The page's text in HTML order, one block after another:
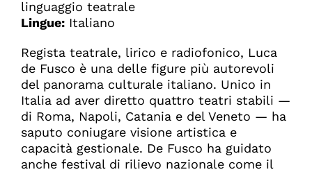
linguaggio teatrale
Lingue:Italiano
Regista teatrale, lirico e radiofonico, Luca
de Fusco è una delle figure più autorevoli
del panorama culturale italiano. Unico in
Italia ad aver diretto quattro teatri stabili —
di Roma, Napoli, Catania e del Veneto — ha
saputo coniugare visione artistica e
capacità gestionale. De Fusco ha guidato
anche festival di rilievo nazionale come il